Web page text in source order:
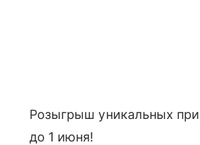
Розыгрыш уникальных
до 1 июня!